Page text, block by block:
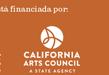
financiada por: